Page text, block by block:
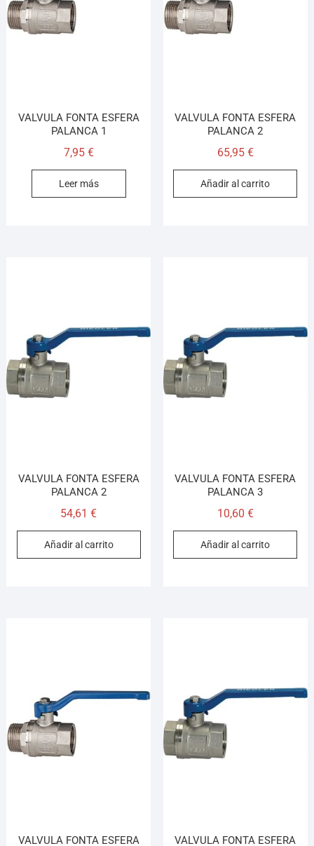
VALVULA FONTA ESFERA
PALANCA 1
7,95 €
Leer más
VALVULA FONTA ESFERA
PALANCA 2
65,95 €
Añadir al carrito
VALVULA FONTA ESFERA
PALANCA 2
54,61€
Añadir al carrito
VALVULA FONTA ESFERA
PALANCA 3
10,60 €
Añadir al carrito
VALVULA FONTA ESFERA
VALVULA FONTA ESFERA